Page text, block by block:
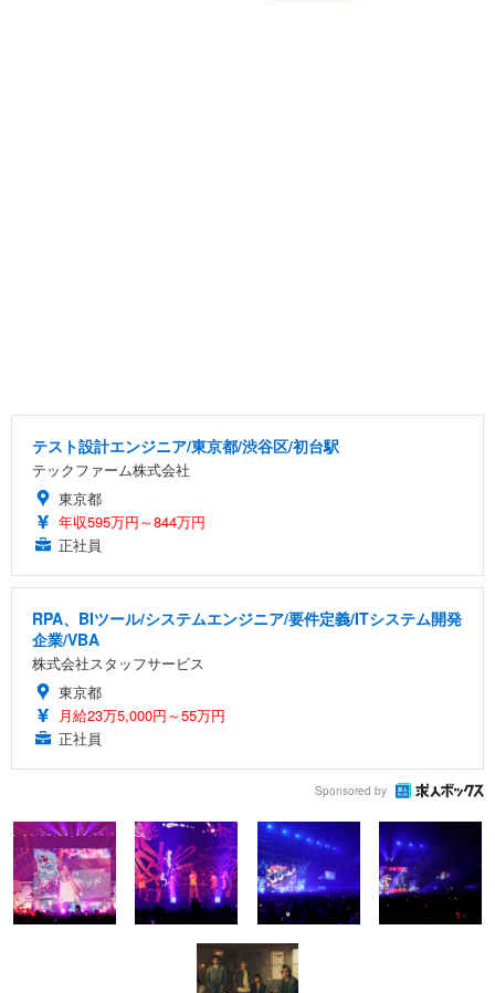
テスト設計エンジニア/東京都/渋谷区/初台駅
テックファーム株式会社
東京都
年収595万円～844万円
正社員
RPA、BIツール/システムエンジニア/要件定義/ITシステム開発
企業/VBA
株式会社スタッフサービス
東京都
月給23万5,000円～55万円
正社員
Sponsored by